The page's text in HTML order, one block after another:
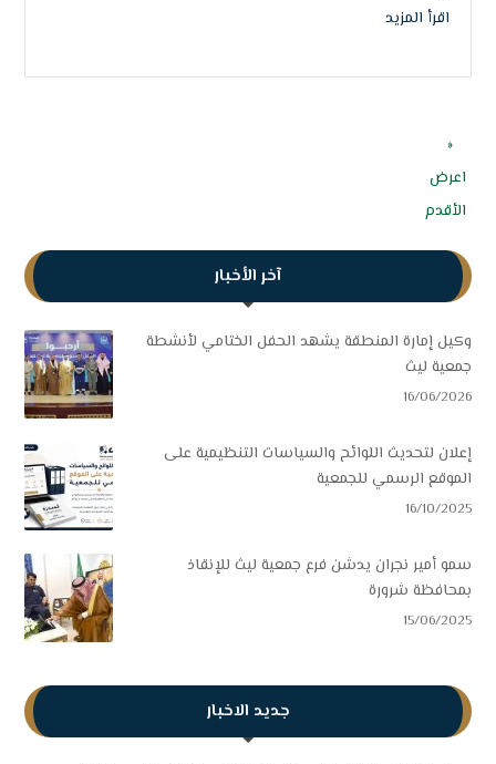
اقرأ المزيد
«
اعرض
الأقدم
آخر الأخبار
وكيل إمارة المنطقة يشهد الحفل الختامي لأنشطة
جمعية ليث
16/06/2026
إعلان لتحديث اللوائح والسياسات التنظيمية على
الموقع الرسمي للجمعية
16/10/2025
سمو أمير نجران يدشن فرع جمعية ليث للإنقاذ
بمحافظة شرورة
15/06/2025
جديد الاخبار